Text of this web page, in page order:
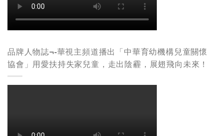
品牌人物誌¬-華視主頻道播出「中華育幼機構兒童關懷
協會」用愛扶持失家兒童，走出陰霾，展翅飛向未來！